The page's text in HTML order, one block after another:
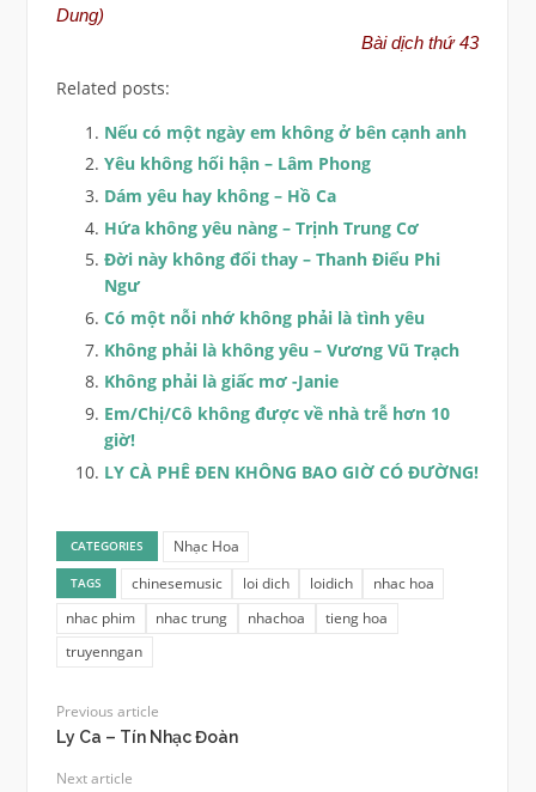
Dung)
Bài dịch thứ 43
Related posts:
Nếu có một ngày em không ở bên cạnh anh
Yêu không hối hận – Lâm Phong
Dám yêu hay không – Hồ Ca
Hứa không yêu nàng – Trịnh Trung Cơ
Đời này không đổi thay – Thanh Điểu Phi
Ngư
Có một nỗi nhớ không phải là tình yêu
Không phải là không yêu – Vương Vũ Trạch
Không phải là giấc mơ -Janie
Em/Chị/Cô không được về nhà trễ hơn 10
giờ!
LY CÀ PHÊ ĐEN KHÔNG BAO GIỜ CÓ ĐƯỜNG!
CATEGORIES Nhạc Hoa
TAGS chinesemusic loi dich loidich
nhac hoa
nhac phim
nhac trung nhachoa
tieng hoa
truyenngan
Previous article
Ly Ca – Tín Nhạc Đoàn
Next article